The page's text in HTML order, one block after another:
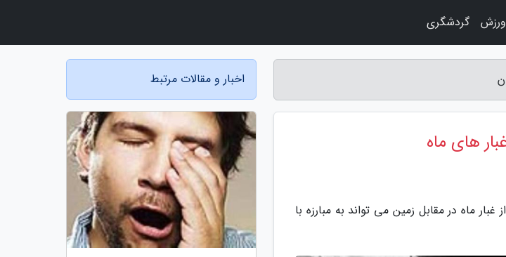
های ماه
ماه در مقابل زمین می تواند به مبارزه با
اخبار و مقالات مرتبط
ورزش گردشگری